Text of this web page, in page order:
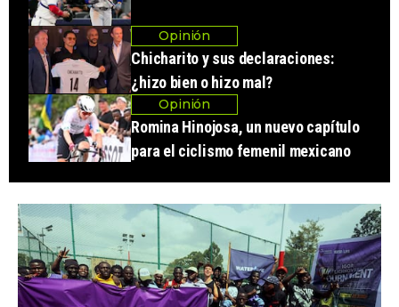
Opinión
Chicharito y sus declaraciones:
¿hizo bien o hizo mal?
Opinión
Romina Hinojosa, un nuevo capítulo
para el ciclismo femenil mexicano